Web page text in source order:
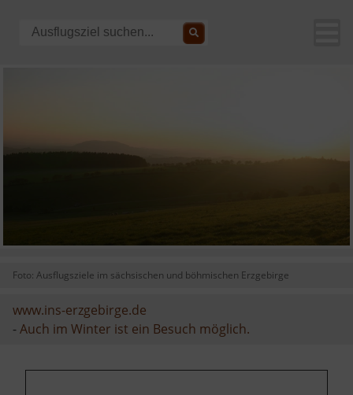
Foto: Ausflugsziele im sächsischen und böhmischen Erzgebirge
www.ins-erzgebirge.de
-Auch im Winter ist ein Besuch möglich.